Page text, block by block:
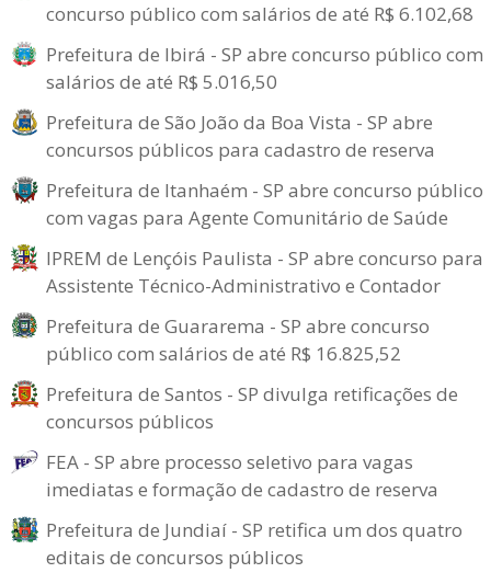
concurso público com salários de até R$ 6.102,68
Prefeitura de Ibirá - SP abre concurso público com
salários de até R$ 5.016,50
Prefeitura de São João da Boa Vista - SP abre
concursos públicos para cadastro de reserva
Prefeitura de Itanhaém - SP abre concurso público
com vagas para Agente Comunitário de Saúde
IPREM de Lençóis Paulista - SP abre concurso para
Assistente Técnico-Administrativo e Contador
Prefeitura de Guararema - SP abre concurso
público com salários de até R$ 16.825,52
Prefeitura de Santos - SP divulga retificações de
concursos públicos
FEA - SP abre processo seletivo para vagas
imediatas e formação de cadastro de reserva
Prefeitura de Jundiaí - SP retifica um dos quatro
editais de concursos públicos